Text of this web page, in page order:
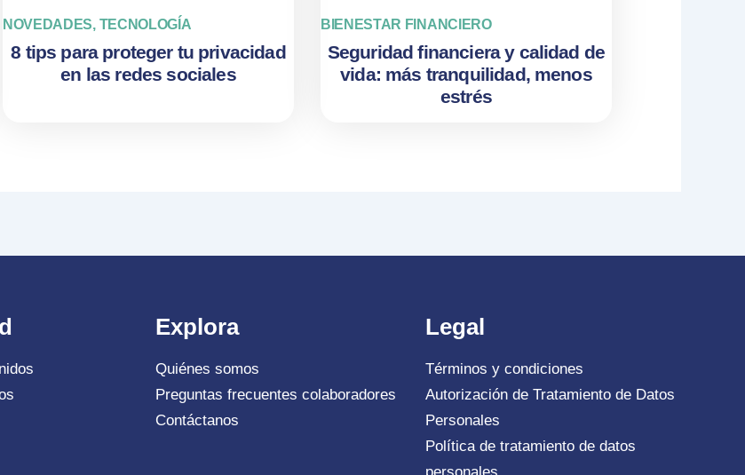
NOVEDADES, TECNOLOGÍA
8 tips para proteger tu privacidad
en las redes sociales
BIENESTAR FINANCIERO
Seguridad financiera y calidad de
vida: más tranquilidad, menos
estrés
Explora
Quiénes somos
Preguntas frecuentes colaboradores
Contáctanos
Legal
Términos y condiciones
Autorización de Tratamiento de Datos
Personales
Política de tratamiento de datos